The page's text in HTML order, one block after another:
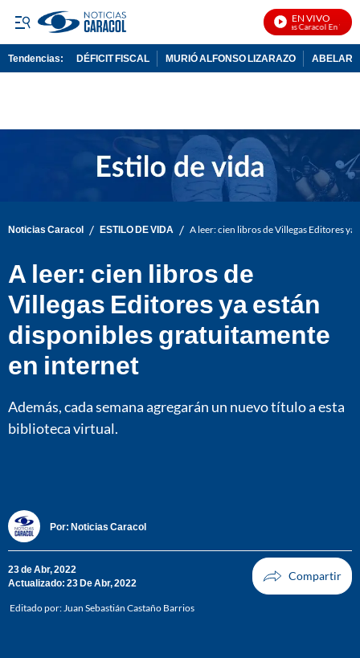
EN VIVO
Noticias Caracol En Vivo
Tendencias: DÉFICIT FISCAL MURIÓ ALFONSO LIZARAZO
Noticias Caracol / ESTILO DE VIDA / A leer: cien libros de Villegas Editores
A leer: cien libros de
Villegas Editores ya están
disponibles gratuitamente
en internet
Además, cada semana agregarán un nuevo título a esta
biblioteca virtual.
Por: Noticias Caracol
23 de Abr, 2022
Actualizado: 23 De Abr, 2022
Editado por:Juan Sebastián Castaño Barrios